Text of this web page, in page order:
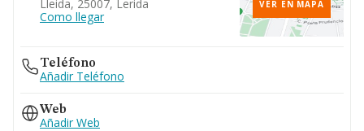
Lleida, 25007, Lerida
Como llegar
VER EN MAPA
Teléfono
Añadir Teléfono
Web
Añadir Web